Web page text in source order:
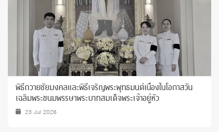
พิธีถวายชัยมงคลและพิธีเจริญพระพุทธมนต์เนื่องในโอกาสวัน
เฉลิมพระชนมพรรษาพระบาทสมเด็จพระเจ้าอยู่หัว
23 Jul 2026